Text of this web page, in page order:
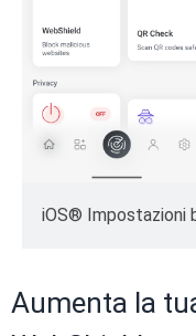
iOS® Impostazioni
Aumenta la